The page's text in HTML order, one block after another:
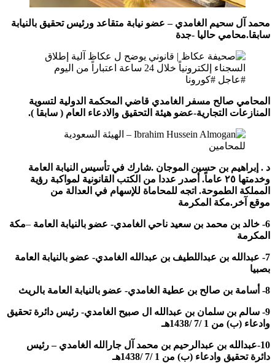
محمد آل سحيم الغامدي – عضو نيابة متقاعد ورئيس تحقيق بالنيابة
سابقا.محامي حاليا -جدة
المحامي صالح مسفر الغامدي قاضي المحكمة الدولية لتسوية
المنازعات التجارية-عضو هيئة التحقيق والادعاء العام ( سابقا ).
د . إبراهيم بن حسين الموجان .شارك في تأسيس النيابة العامة
وخدمتها ٢٥ عاماً. أصدر عددا من الكتب القانونية لمواكبة رؤية
المملكة الطموحة. اتجه للمحاماة للإسهام في العدالة من
موقع آخر.مكة المكرمة
6- خالد بن محمد بن سعيد ناحي الغامدي- عضو بالنيابة العامة –مكة
المكرمة
7- عبدالله بن عبداللطيف بن عبدالله الغامدي- عضو
بالنيابة العامة
بصبيا
8- أسامة بن صالح بن عطية الغامدي- عضو بالنيابة العامة بالريث
9- سالم بن سلمان بن عبدالله ال صبيح الغامدي- رئيس دائرة تحقيق
وادعاء (ب) من 1 /7 /1438هـ
10-عبدالله بن عبدالرحيم بن محمد آل جارالله الغامدي – رئيس
دائرة تحقيق وادعاء (ب) من 1 /7 /1438هـ